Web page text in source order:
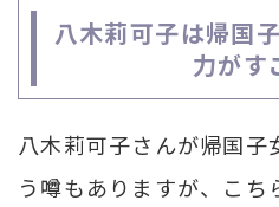
八木莉可子は帰国
力がす
八木莉可子さんが帰国子
う噂もありますが、こち